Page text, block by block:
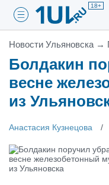
18+
Новости Ульяновска →
Болдакин
весне
из
Анастасия Кузнецова